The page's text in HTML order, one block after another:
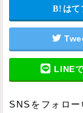
はて
LINE
SNSをフォロ